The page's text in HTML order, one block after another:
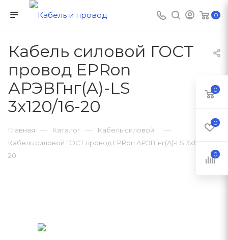
0
Кабель силовой ГОСТ
провод EPRon
АРЭВГнг(A)-LS
3x120/16-20
Главная — Каталог — Кабель силовой —
Кабель силовой ГОСТ провод EPRon АРЭВГнг(A)-LS 3x120/16-
20
0
0
0